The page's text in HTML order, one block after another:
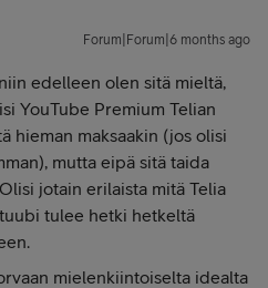
Forum|Forum|6 months ago
edelleen olen sitä mieltä,
YouTube Premium Telian
hieman maksaakin (jos olisi
mutta eipä sitä taida
jotain erilaista mitä Telia
tulee hetki hetkeltä
mielenkiintoiselta idealta